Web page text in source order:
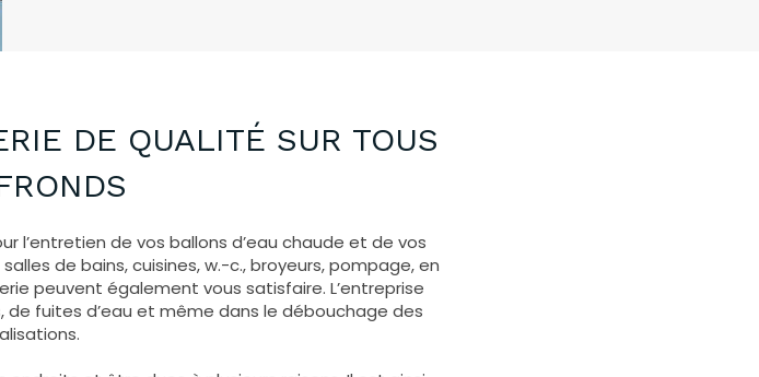
DE QUALITÉ SUR TOUS
l’entretien de vos ballons d’eau chaude et de vos
de bains, cuisines, w.-c., broyeurs, pompage, en
peuvent également vous satisfaire. L’entreprise
fuites d’eau et même dans le débouchage des